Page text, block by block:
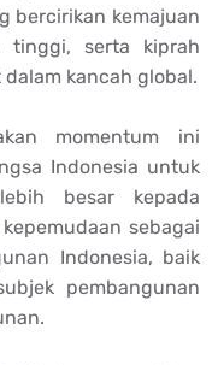
bercirikan kemajuan
tinggi, serta kiprah
kancah global.
momentum ini
Indonesia untuk
besar kepada
sebagai
Indonesia, baik
pembangunan